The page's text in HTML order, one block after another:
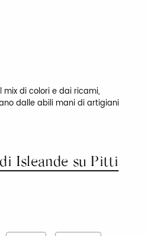
di colori e dai ricami,
dalle abili mani di artigiani
Isleande su Pitti